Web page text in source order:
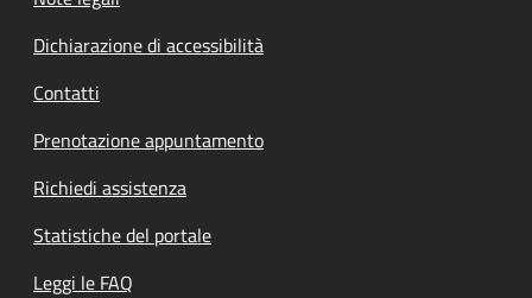
Dichiarazione di accessibilità
Contatti
Prenotazione appuntamento
Richiedi assistenza
Statistiche del portale
Leggi le FAQ